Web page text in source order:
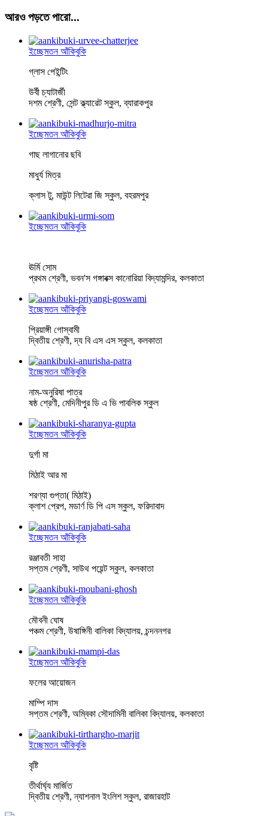
আরও পড়তে পারো...
ইচ্ছেমতন আঁকিবুকি
গ্লাস পেইন্টিং
উর্বী চ্যাটার্জী
দশম শ্রেণী, সেন্ট ক্ল্যারেট স্কুল, ব্যারাকপুর
ইচ্ছেমতন আঁকিবুকি
গাছ লাগানোর ছবি
মাধুর্য মিত্র
ক্লাস টু, মাউন্ট লিটেরা জি স্কুল, বহরমপুর
ইচ্ছেমতন আঁকিবুকি
ঊর্মি সোম
প্রথম শ্রেণী, ভবন'স গঙ্গাবক্স কানোরিয়া বিদ্যামন্দির, কলকাতা
ইচ্ছেমতন আঁকিবুকি
প্রিয়াঙ্গী গোস্বামী
দ্বিতীয় শ্রেণী, দ্য বি এস এস স্কুল, কলকাতা
ইচ্ছেমতন আঁকিবুকি
নাম-অনুরিষা পাত্র
ষষ্ঠ শ্রেণী, মেদিনীপুর ডি এ ভি পাবলিক স্কুল
ইচ্ছেমতন আঁকিবুকি
দুর্গা মা
মিঠাই আর মা
শরণ্যা গুপ্তা( মিঠাই)
ক্লাশ প্রেপ, মডার্ণ ডি পি এস স্কুল, ফরিদাবাদ
ইচ্ছেমতন আঁকিবুকি
রঞ্জাবতী সাহা
সপ্তম শ্রেণী, সাউথ পয়েন্ট স্কুল, কলকাতা
ইচ্ছেমতন আঁকিবুকি
মৌবনী ঘোষ
পঞ্চম শ্রেণী, উষাঙ্গিনী বালিকা বিদ্যালয়, চন্দননগর
ইচ্ছেমতন আঁকিবুকি
ফলের আয়োজন
মাম্পি দাস
সপ্তম শ্রেণী, অম্বিকা সৌদামিনী বালিকা বিদ্যালয়, কলকাতা
ইচ্ছেমতন আঁকিবুকি
বৃষ্টি
তীর্থার্ঘ্য মার্জিত
দ্বিতীয় শ্রেণী, ন্যাশনাল ইংলিশ স্কুল, রাজারহাট